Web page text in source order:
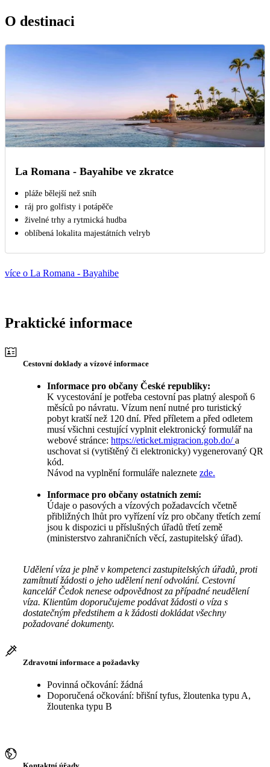
O destinaci
La Romana - Bayahibe ve zkratce
pláže bělejší než sníh
ráj pro golfisty i potápěče
živelné trhy a rytmická hudba
oblíbená lokalita majestátních velryb
více o La Romana - Bayahibe
Praktické informace
Cestovní doklady a vízové informace
Informace pro občany České republiky:
K vycestování je potřeba cestovní pas platný alespoň 6
měsíců po návratu. Vízum není nutné pro turistický
pobyt kratší než 120 dní. Před příletem a před odletem
musí všichni cestující vyplnit elektronický formulář na
webové stránce: https://eticket.migracion.gob.do/a
uschovat si (vytištěný či elektronicky) vygenerovaný QR
kód.
Návod na vyplnění formuláře naleznete zde.
Informace pro občany ostatních zemí:
Údaje o pasových a vízových požadavcích včetně
přibližných lhůt pro vyřízení víz pro občany třetích zemí
jsou k dispozici u příslušných úřadů třetí země
(ministerstvo zahraničních věcí, zastupitelský úřad).
Udělení víza je plně v kompetenci zastupitelských úřadů, proti
zamítnutí žádosti o jeho udělení není odvolání. Cestovní
kancelář Čedok nenese odpovědnost za případné neudělení
víza. Klientům doporučujeme podávat žádosti o víza s
dostatečným předstihem a k žádosti dokládat všechny
požadované dokumenty.
Zdravotní informace a požadavky
Povinná očkování: žádná
Doporučená očkování: břišní tyfus, žloutenka typu A,
žloutenka typu B